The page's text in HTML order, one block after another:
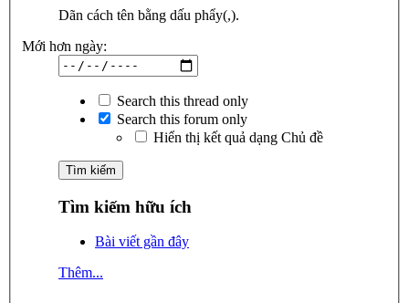
Dãn cách tên bằng dấu phẩy(,).
Mới hơn ngày:
Search this thread only
Search this forum only
Hiển thị kết quả dạng Chủ đề
Tìm kiếm hữu ích
Bài viết gần đây
Thêm...